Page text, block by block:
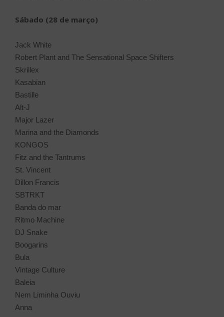
Sábado (28 de março)
Jack White
Robert Plant and The Sensational Space Shifters
Skrillex
Kasabian
Bastille
Alt-J
Major Lazer
Marina and the Diamonds
KONGOS
Fitz and the Tantrums
St. Vincent
Dillon Francis
SBTRKT
Banda do mar
Ritmo Machine
DJ Snake
Boogarins
Bula
Vintage Culture
Baleia
Nem Liminha Ouviu
Anna